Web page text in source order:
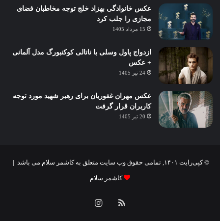
عکس خانوادگی بهزاد خلج توجه مخاطبان فضای
مجازی را جلب کرد
15 مرداد 1405
ازدواج پاول وسلی با ناتالی کوکنبورگ مدل آلمانی
+ عکس
24 تیر 1405
عکس مهران غفوریان برای رهبر شهید مورد توجه
کاربران قرار گرفت
20 تیر 1405
© کپی‌رایت ۱۴۰۱, تمامی حقوق وب سایت متعلق به کاشمر سلام می باشد |
کاشمر سلام
خوراکاینستاگرام